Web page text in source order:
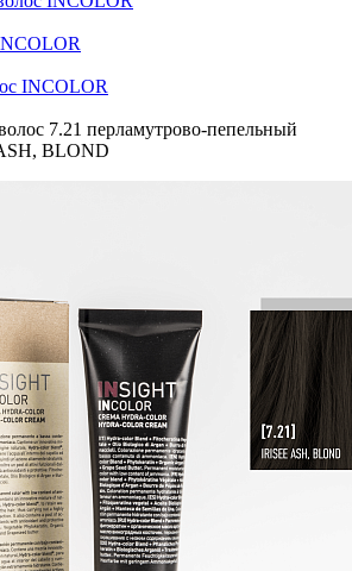
INCOLOR
7.21 перламутрово-пепельный
BLOND